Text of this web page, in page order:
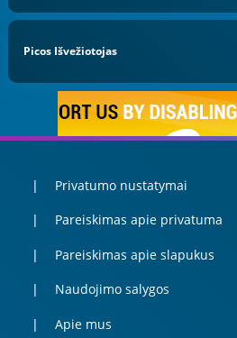
Picos Išvežiotojas
Privatumo nustatymai
Pareiskimas apie privatuma
Pareiskimas apie slapukus
Naudojimo salygos
Apie mus